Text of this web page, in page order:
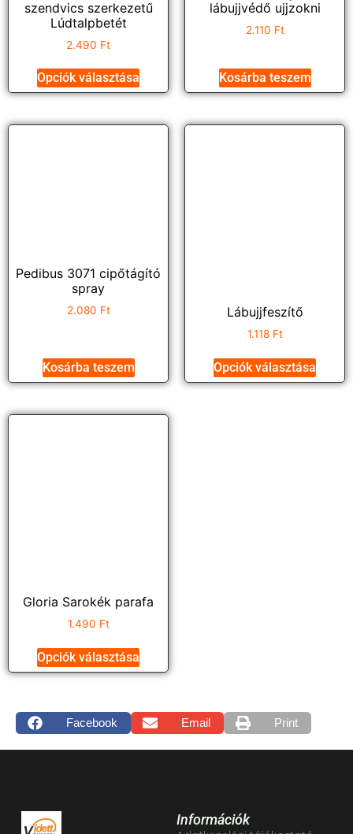
szendvics szerkezetű
Lúdtalpbetét
2.490 Ft
Opciók választása
lábujjvédő ujjzokni
2.110 Ft
Kosárba teszem
Pedibus 3071 cipőtágító
spray
2.080 Ft
Kosárba teszem
Lábujjfeszítő
1.118 Ft
Opciók választása
Gloria Sarokék parafa
1.490 Ft
Opciók választása
Facebook Email Print
Információk